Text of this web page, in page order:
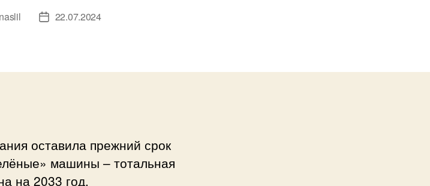
naslil
Дата22.07.2024
оставила прежний срок
машины – тотальная
на 2033 год.